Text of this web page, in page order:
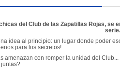
del Club de las Zapatillas Rojas,
serie.
idea al principio: un lugar donde poder
para los secretos!
amenazan con romper la unidad del